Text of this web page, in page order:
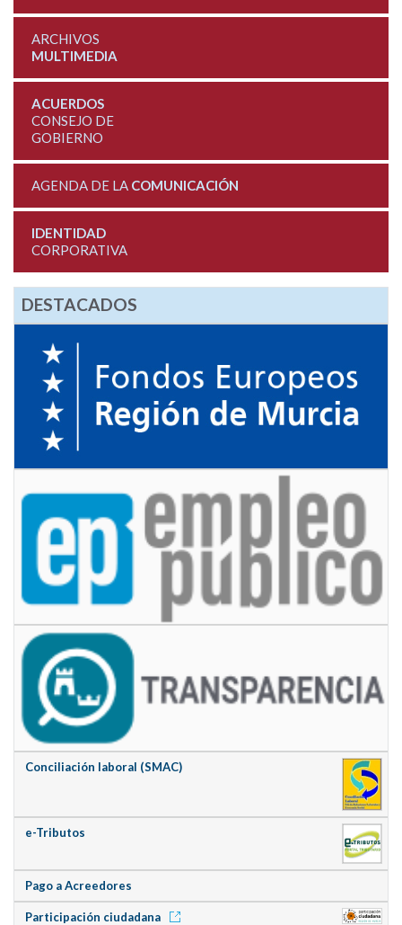
ARCHIVOS
MULTIMEDIA
ACUERDOS
CONSEJO DE
GOBIERNO
AGENDA DE LA COMUNICACIÓN
IDENTIDAD
CORPORATIVA
DESTACADOS
Conciliación laboral (SMAC)
e-Tributos
Pago a Acreedores
Participación ciudadana